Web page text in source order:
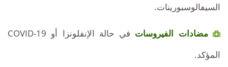
السيفالوسبورينات.
مضادات الفيروسات
في حالة الإنفلونزا أو COVID-19
المؤكد.